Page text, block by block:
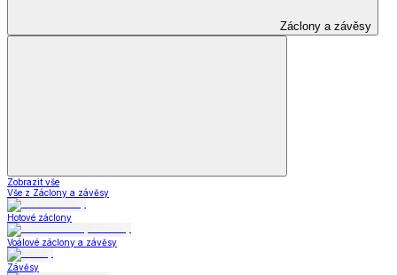
Záclony a závěsy
Zobrazit vše
Vše z Záclony a závěsy
Hotové záclony
Voálové záclony a závěsy
Závěsy